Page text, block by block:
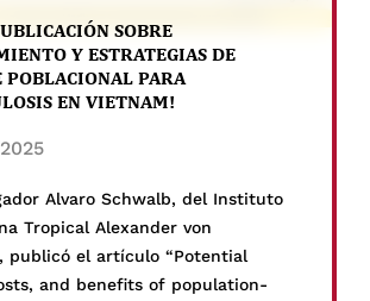
SOBRE
Y ESTRATEGIAS DE
POBLACIONAL PARA
EN VIETNAM!
Alvaro Schwalb, del Instituto
Tropical Alexander von
publicó el artículo “Potential
and benefits of population-